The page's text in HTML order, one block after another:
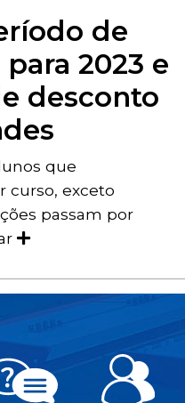
de
2023 e
desconto
que
curso, exceto
passam por